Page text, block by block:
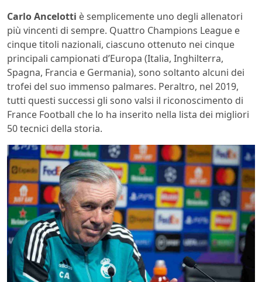
Carlo Ancelotti è semplicemente uno degli allenatori
più vincenti di sempre. Quattro Champions League e
cinque titoli nazionali, ciascuno ottenuto nei cinque
principali campionati d’Europa (Italia, Inghilterra,
Spagna, Francia e Germania), sono soltanto alcuni dei
trofei del suo immenso palmares. Peraltro, nel 2019,
tutti questi successi gli sono valsi il riconoscimento di
France Football che lo ha inserito nella lista dei migliori
50 tecnici della storia.